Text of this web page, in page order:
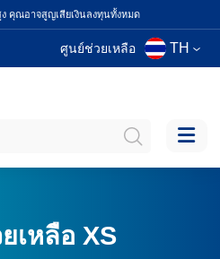
คุณอาจสูญเสียเงินลงทุนทั้งหมด
ศูนย์ช่วยเหลือ TH
เหลือ XS